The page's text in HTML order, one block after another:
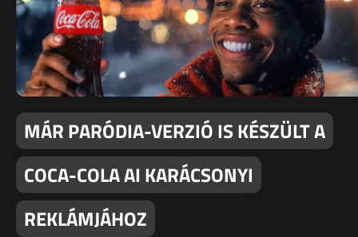
MÁR PARÓDIA-VERZIÓ IS KÉSZÜLT A
COCA-COLA AI KARÁCSONYI
REKLÁMJÁHOZ